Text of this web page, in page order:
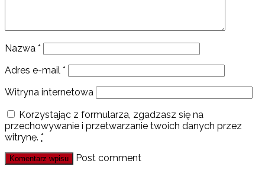
Nazwa *
Adres e-mail *
Witryna internetowa
Korzystając z formularza, zgadzasz się na
przechowywanie i przetwarzanie twoich danych przez
witrynę. *
Post comment